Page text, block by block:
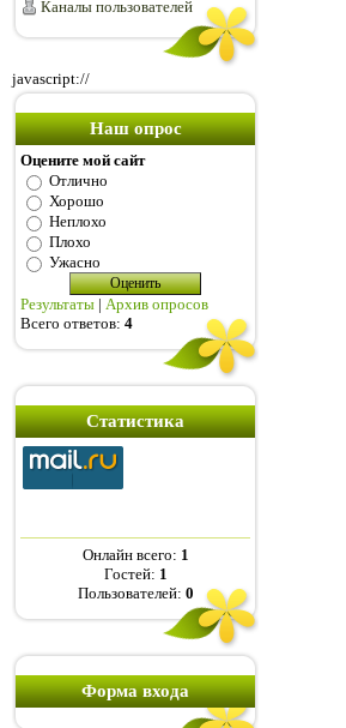
Каналы пользователей
javascript://
Наш опрос
Оцените мой сайт
Отлично
Хорошо
Неплохо
Плохо
Ужасно
Результаты | Архив опросов
Всего ответов: 4
Статистика
Онлайн всего: 1
Гостей: 1
Пользователей: 0
Форма входа